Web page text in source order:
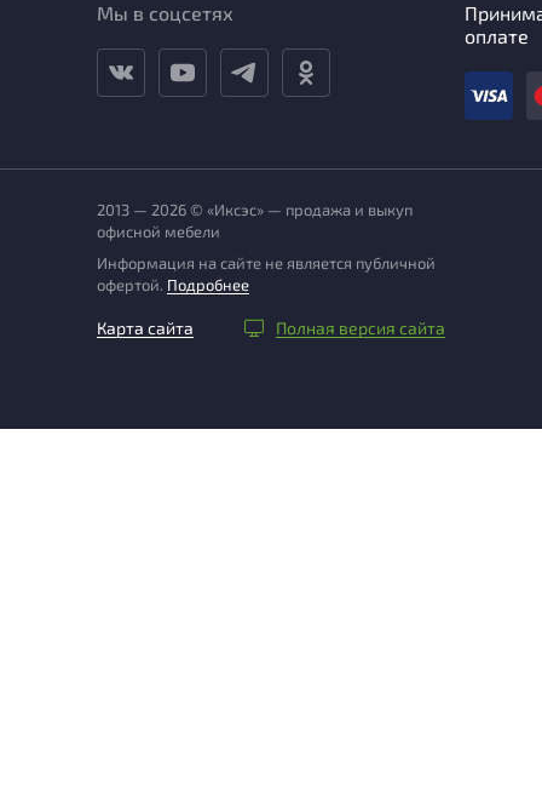
Мы в соцсетях
оплате
2013 — 2026 © «Иксэс» — продажа и выкуп
офисной мебели
Информация на сайте не является публичной
офертой. Подробнее
Карта сайта Полная версия сайта